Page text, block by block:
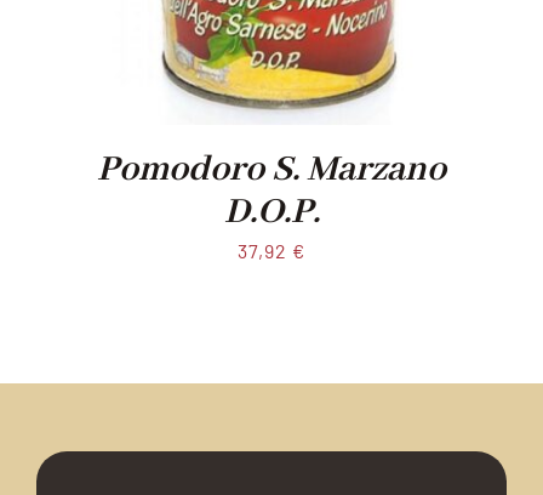
Pomodoro S. Marzano
D.O.P.
37,92 €